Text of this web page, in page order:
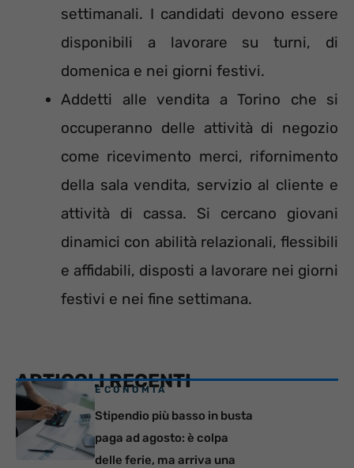
settimanali. I candidati devono essere
disponibili a lavorare su turni, di
domenica e nei giorni festivi.
Addetti alle vendita a Torino che si
occuperanno delle attività di negozio
come ricevimento merci, rifornimento
della sala vendita, servizio al cliente e
attività di cassa. Si cercano giovani
dinamici con abilità relazionali, flessibili
e affidabili, disposti a lavorare nei giorni
festivi e nei fine settimana.
ARTICOLI RECENTI
ECONOMIA
Stipendio più basso in busta
paga ad agosto: è colpa
delle ferie, ma arriva una